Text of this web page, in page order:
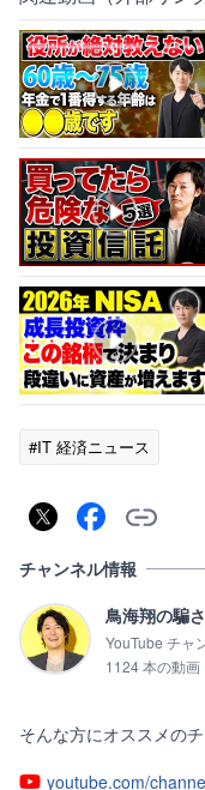
#IT 経済ニュース
チャンネル情報
鳥海翔の騙
YouTube チャ
1124 本の動画
そんな方にオススメのチ
youtube.com/